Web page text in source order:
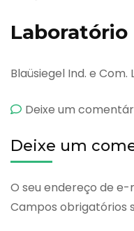
Laboratório
Blaüsiegel Ind. e Com.
Deixe um
Deixe um
O seu endereço de
Campos obrigatórios